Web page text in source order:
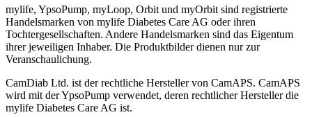
mylife, YpsoPump, myLoop, Orbit und myOrbit sind registrierte
Handelsmarken von mylife Diabetes Care AG oder ihren
Tochtergesellschaften. Andere Handelsmarken sind das Eigentum
ihrer jeweiligen Inhaber. Die Produktbilder dienen nur zur
Veranschaulichung.
CamDiab Ltd. ist der rechtliche Hersteller von CamAPS. CamAPS
wird mit der YpsoPump verwendet, deren rechtlicher Hersteller die
mylife Diabetes Care AG ist.